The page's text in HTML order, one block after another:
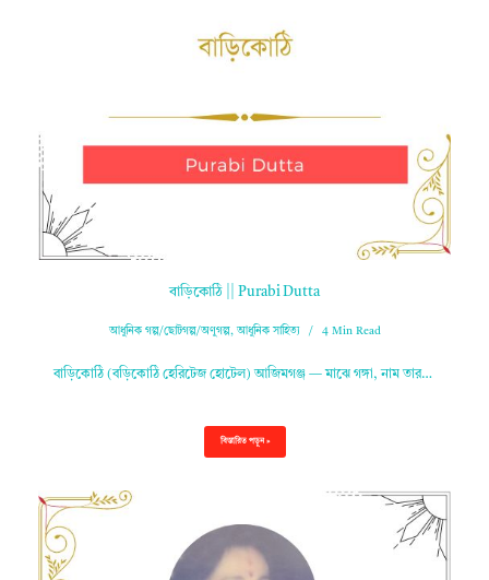
বাড়িকোঠি || Purabi Dutta
আধুনিক গল্প/ছোটগল্প/অণুগল্প,আধুনিক সাহিত্য 4 Min Read
বাড়িকোঠি (বড়িকোঠি হেরিটেজ হোটেল) আজিমগঞ্জ — মাঝে গঙ্গা, নাম তার…
বিস্তারিত পড়ুন »